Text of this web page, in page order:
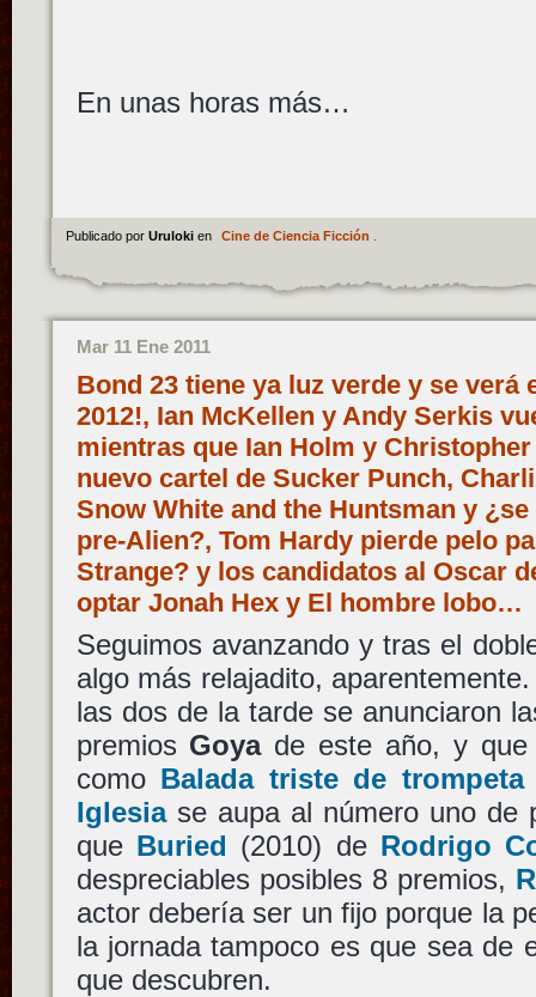
En unas horas más…
Publicado por Uruloki en Cine de Ciencia Ficción
Mar 11 Ene 2011
Bond 23 tiene ya luz verde y se verá
2012!, Ian McKellen y Andy Serkis
mientras que Ian Holm y
nuevo cartel de Sucker Punch,
Snow White and the Huntsman y
pre-Alien?, Tom Hardy pierde pelo
Strange? y los candidatos al Oscar
optar Jonah Hex y El hombre lobo…
Seguimos avanzando y tras el
algo más relajadito,
las dos de la tarde se anunciaron
premios Goyade este año, y que
como Balada triste de trompeta
Iglesiase aupa al número uno de
que Buried (2010) de Rodrigo
despreciables posibles 8 premios,
actor debería ser un fijo porque la
la jornada tampoco es que sea de
que descubren.